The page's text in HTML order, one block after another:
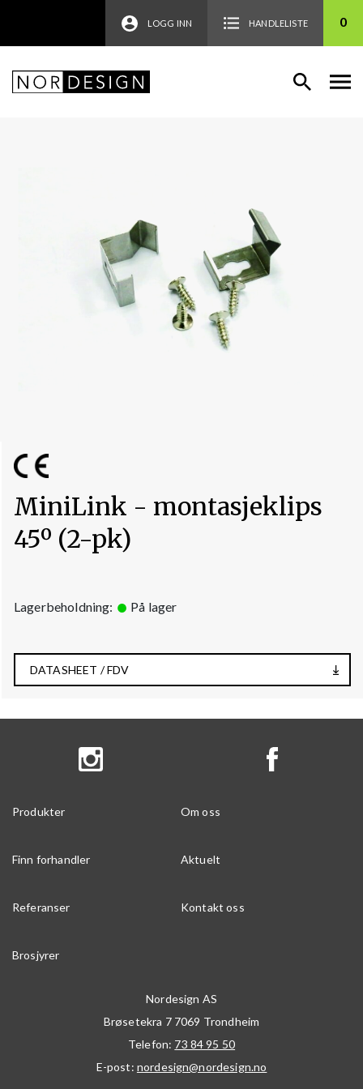
LOGG INN HANDLELISTE 0
MiniLink - montasjeklips
45º (2-pk)
Lagerbeholdning: På lager
DATASHEET / FDV
Produkter Om oss
Finn forhandler Aktuelt
Referanser Kontakt oss
Brosjyrer
Nordesign AS
Brøsetekra 7 7069 Trondheim
Telefon: 73 84 95 50
E-post: nordesign@nordesign.no